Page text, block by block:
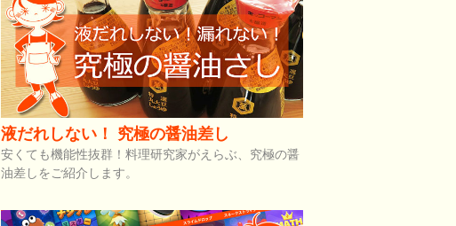
液だれしない！ 究極の醤油差し
安くても機能性抜群！料理研究家がえらぶ、究極の醤
油差しをご紹介します。